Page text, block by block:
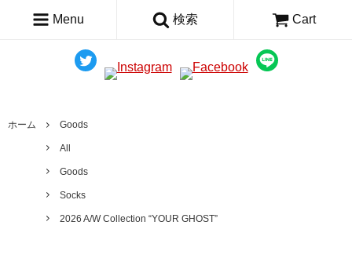
Menu 検索 Cart
ホーム Goods
All
Goods
Socks
2026 A/W Collection “YOUR GHOST”